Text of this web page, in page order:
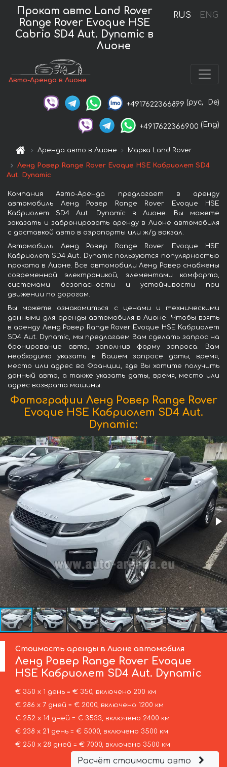
RUS ENG
Прокат авто Land Rover
Range Rover Evoque HSE
Cabrio SD4 Aut. Dynamic в
Лионе
Авто-Аренда в Лионе
+4917622366899 (рус, De)
+4917622366900 (Eng)
Аренда авто в Лионе Марка Land Rover
Ленд Ровер Range Rover Evoque HSE Кабриолет SD4
Aut. Dynamic
Компания Авто-Аренда предлагает в аренду
автомобиль Ленд Ровер Range Rover Evoque HSE
Кабриолет SD4 Aut. Dynamic в Лионе. Вы можете
заказать и забронировать аренду в Лионе автомобиля
с доставкой авто в аэропорты или ж/д вокзал.
Автомобиль Ленд Ровер Range Rover Evoque HSE
Кабриолет SD4 Aut. Dynamic пользуются популярностью
проката в Лионе. Все автомобили Ленд Ровер снабжены
современной электроникой, элементами комфорта,
системами безопасности и устойчивости при
движении по дорогам.
Вы можете ознакомиться с ценами и техническими
данными для аренды автомобиля в Лионе. Чтобы взять
в аренду Ленд Ровер Range Rover Evoque HSE Кабриолет
SD4 Aut. Dynamic, мы предлагаем Вам сделать запрос на
бронирование авто, заполнив форму запроса. Вам
необходимо указать в Вашем запросе даты, время,
место или адрес во Франции, где Вы хотите получить
данный авто, а также указать даты, время, место или
адрес возврата машины.
Фотографии Ленд Ровер Range Rover
Evoque HSE Кабриолет SD4 Aut.
Dynamic:
Стоимость аренды в Лионе автомобиля
Ленд Ровер Range Rover Evoque
HSE Кабриолет SD4 Aut. Dynamic
€ 350 х 1 день = € 350, включено 200 км
€ 286 х 7 дней = € 2000, включено 1200 км
€ 252 х 14 дней = € 3533, включено 2400 км
€ 238 х 21 день = € 5000, включено 3500 км
€ 250 х 28 дней = € 7000, включено 3500 км
Расчёт стоимости авто